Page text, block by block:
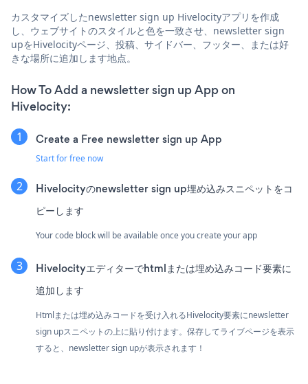
カスタマイズしたnewsletter sign up Hivelocityアプリを作成
し、ウェブサイトのスタイルと色を一致させ、newsletter sign
upをHivelocityページ、投稿、サイドバー、フッター、または好
きな場所に追加します地点。
How To Add a newsletter sign up App on
Hivelocity:
Create a Free newsletter sign up App
Start for free now
Hivelocityのnewsletter sign up埋め込みスニペットをコ
ピーします
Your code block will be available once you create your app
Hivelocityエディターでhtmlまたは埋め込みコード要素に
追加します
Htmlまたは埋め込みコードを受け入れるHivelocity要素にnewsletter
sign upスニペットの上に貼り付けます。保存してライブページを表示
すると、newsletter sign upが表示されます！